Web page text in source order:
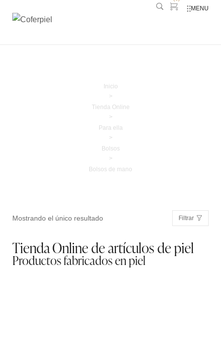
MENU
Inicio
>
Tienda Online
>
Para ella
>
Bolsos
>
Bolsos de mano
Mostrando el único resultado Filtrar
Tienda Online de artículos de piel
Productos fabricados en piel